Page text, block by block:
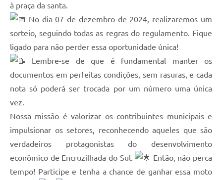
à praça da santa.
No dia 07 de dezembro de 2024, realizaremos um
sorteio, seguindo todas as regras do regulamento. Fique
ligado para não perder essa oportunidade única!
Lembre-se de que é fundamental manter os
documentos em perfeitas condições, sem rasuras, e cada
nota só poderá ser trocada por um número uma única
vez.
Nossa missão é valorizar os contribuintes municipais e
impulsionar os setores, reconhecendo aqueles que são
verdadeiros protagonistas do desenvolvimento
econômico de Encruzilhada do Sul.
Então, não perca
tempo! Participe e tenha a chance de ganhar essa moto